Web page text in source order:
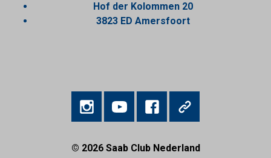
Hof der Kolommen 20
3823 ED Amersfoort
© 2026Saab Club Nederland